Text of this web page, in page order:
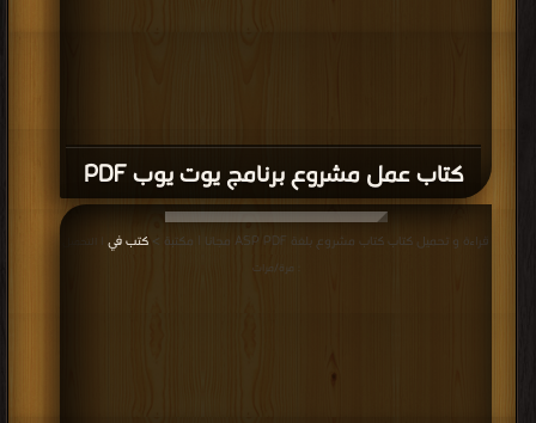
كتاب عمل مشروع برنامج يوت يوب PDF
قراءة و تحميل كتاب كتاب مشروع بلغة ASP PDF مجانا | مكتبة > كتب في
: مرة/مرات